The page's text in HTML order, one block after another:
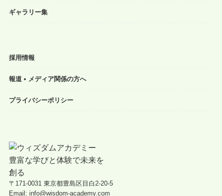
ギャラリー集
採用情報
報道 • メディア関係の方へ
プライバシーポリシー
〒171-0031 東京都豊島区目白2-20-5
Email: info@wisdom-academy.com